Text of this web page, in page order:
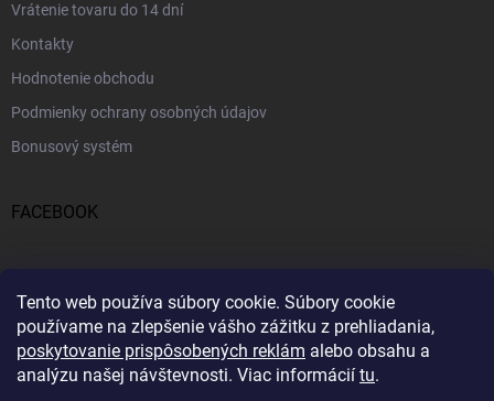
Tento web používa súbory cookie. Súbory cookie
používame na zlepšenie vášho zážitku z prehliadania,
poskytovanie prispôsobených reklám alebo obsahu a
analýzu našej návštevnosti. Viac informácií tu.
Vrátenie tovaru do 14 dní
Kontakty
Hodnotenie obchodu
Podmienky ochrany osobných údajov
Bonusový systém
FACEBOOK
PRIJÍMAME ONLINE PLATBY